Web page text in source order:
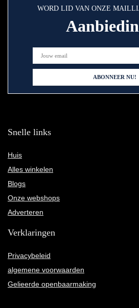
WORD LID VAN ONZE
Snelle links
Huis
Alles winkelen
Blogs
Onze webshops
Adverteren
Verklaringen
Privacybeleid
algemene voorwaarden
Gelieerde openbaarmaking